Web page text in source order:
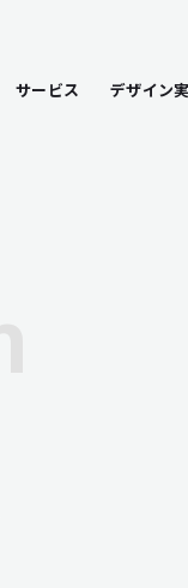
サービス デザイン